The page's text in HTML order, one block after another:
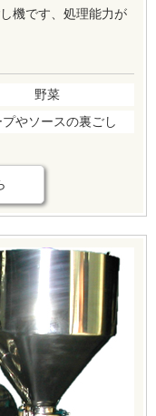
機です、処理能力が
野菜
プやソースの裏ごし